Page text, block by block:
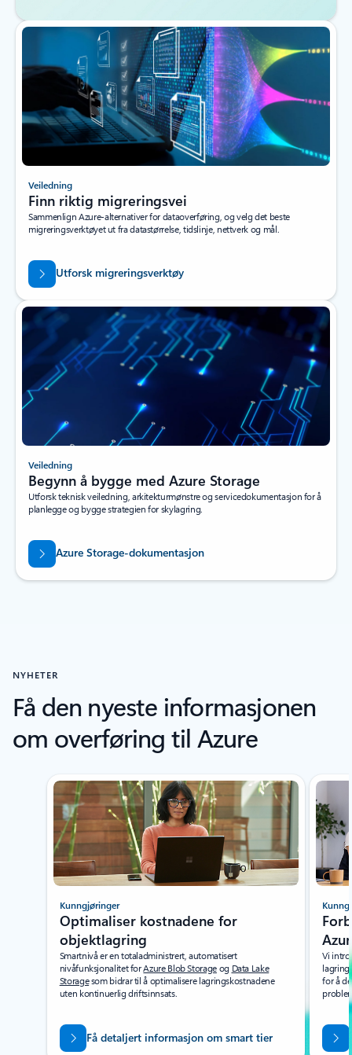
Veiledning
Finn riktig migreringsvei
Sammenlign Azure-alternativer for dataoverføring, og velg det beste
migreringsverktøyet ut fra datastørrelse, tidslinje, nettverk og mål.
Utforsk migreringsverktøy
Veiledning
Begynn å bygge med Azure Storage
Utforsk teknisk veiledning, arkitekturmønstre og servicedokumentasjon for å
planlegge og bygge strategien for skylagring.
Azure Storage-dokumentasjon
NYHETER
Få den nyeste informasjonen
om overføring til Azure
Kunngjøringer
Optimaliser kostnadene for
objektlagring
Smartnivå er en totaladministrert, automatisert
nivåfunksjonalitet forAzure Blob Storageog Data Lake
Storagesom bidrar til å optimalisere lagringskostnadene
uten kontinuerlig driftsinnsats.
Få detaljert informasjon om smart tier
Vi
for å